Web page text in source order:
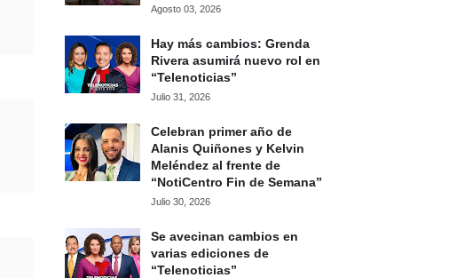
Agosto 03, 2026
Hay más cambios: Grenda
Rivera asumirá nuevo rol en
“Telenoticias”
Julio 31, 2026
Celebran primer año de
Alanis Quiñones y Kelvin
Meléndez al frente de
“NotiCentro Fin de Semana”
Julio 30, 2026
Se avecinan cambios en
varias ediciones de
“Telenoticias”